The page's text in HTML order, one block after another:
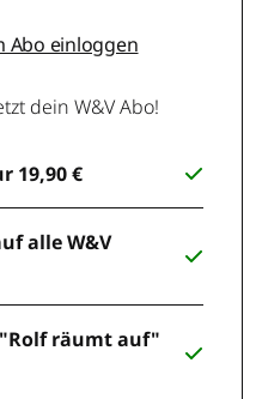
Abo einloggen
dein W&V Abo!
19,90 €
alle W&V
räumt auf"